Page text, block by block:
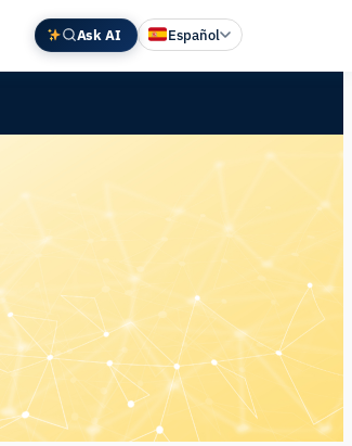
Ask AI Español
Compare